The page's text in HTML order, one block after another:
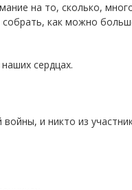
на то, сколько,
собрать, как можно
сердцах.
и никто из